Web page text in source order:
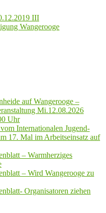
III
Wangerooge
auf Wangerooge –
Mi.12.08.2026
Uhr
Internationalen Jugend-
17. Mal im Arbeitseinsatz auf
– Warmherziges
– Wird Wangerooge zu
Organisatoren ziehen